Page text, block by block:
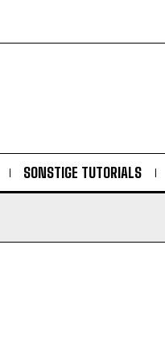
SONSTIGE TUTORIALS